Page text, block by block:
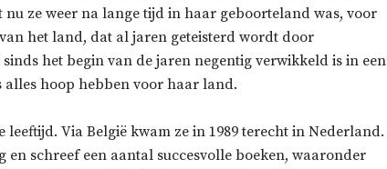
ze weer na lange tijd in haar geboorteland was, voor
het land, dat al jaren geteisterd wordt door
het begin van de jaren negentig verwikkeld is in een
hoop hebben voor haar land.
Via België kwam ze in 1989 terecht in Nederland.
en schreef een aantal succesvolle boeken, waaronder